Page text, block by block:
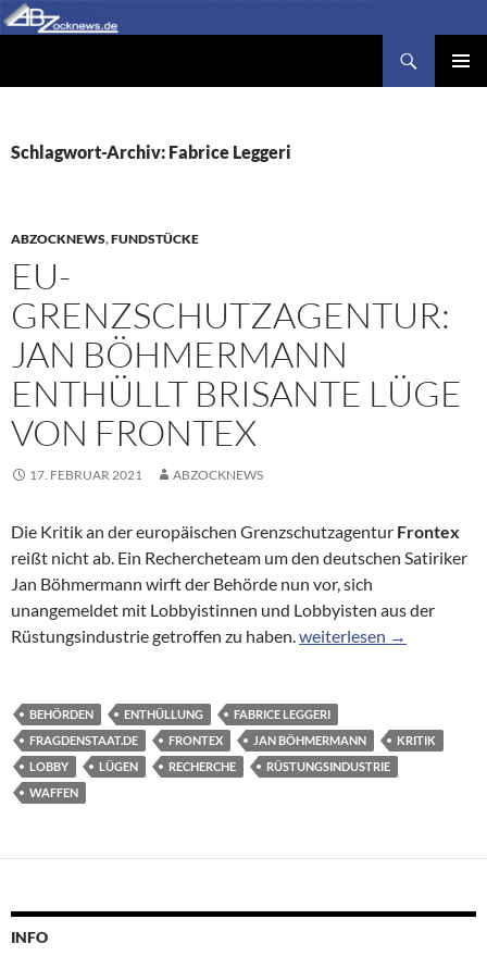
Zum
Inhalt
Schlagwort-Archiv: Fabrice Leggeri
ABZOCKNEWS,FUNDSTÜCKE
EU-
GRENZSCHUTZAGENTUR:
JAN BÖHMERMANN
ENTHÜLLT BRISANTE LÜGE
VON FRONTEX
17. FEBRUAR 2021 ABZOCKNEWS
Die Kritik an der europäischen Grenzschutzagentur Frontex
reißt nicht ab. Ein Rechercheteam um den deutschen Satiriker
Jan Böhmermann wirft der Behörde nun vor, sich
unangemeldet mit Lobbyistinnen und Lobbyisten aus der
Rüstungsindustrie getroffen zu haben.EU-
weiterlesen →
BEHÖRDEN ENTHÜLLUNG
FABRICE LEGGERI
FRAGDENSTAAT.DE
FRONTEX JAN BÖHMERMANN
KRITIK
LOBBY
LÜGEN RECHERCHE
RÜSTUNGSINDUSTRIE
WAFFEN
INFO